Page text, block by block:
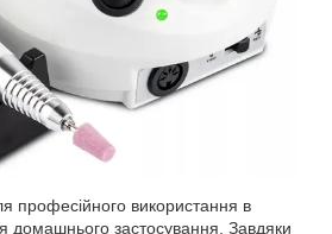
професійного використання в
домашнього застосування. Завдяки